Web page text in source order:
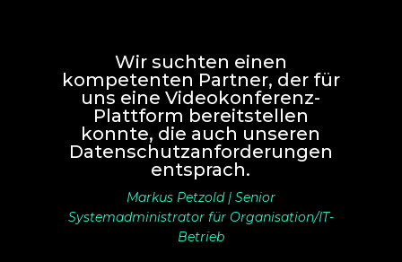
Wir suchten einen
kompetenten Partner, der für
uns eine Videokonferenz-
Plattform bereitstellen
konnte, die auch unseren
Datenschutzanforderungen
entsprach.
Markus Petzold | Senior
Systemadministrator für Organisation/IT-
Betrieb